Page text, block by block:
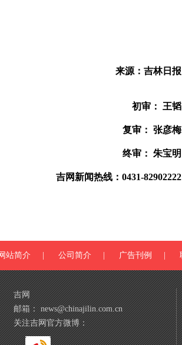
来源：吉林日报
初审： 王韬
复审： 张彦梅
终审： 朱宝明
吉网新闻热线：0431-82902222